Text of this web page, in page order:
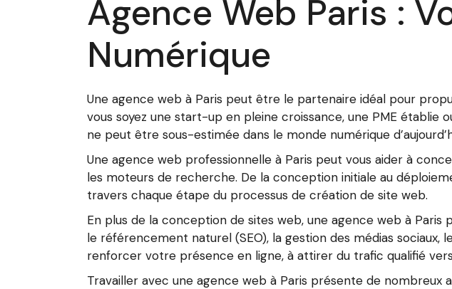
Agence Web Paris :
Numérique
Une agence web à Paris peut être le partenaire idéal pour
vous soyez une start-up en pleine croissance, une PME établie
ne peut être sous-estimée dans le monde numérique
Une agence web professionnelle à Paris peut vous aider à
les moteurs de recherche. De la conception initiale au
travers chaque étape du processus de création de site web.
En plus de la conception de sites web, une agence web à
le référencement naturel (SEO), la gestion des médias
renforcer votre présence en ligne, à attirer du trafic qualifié
Travailler avec une agence web à Paris présente de nombreux